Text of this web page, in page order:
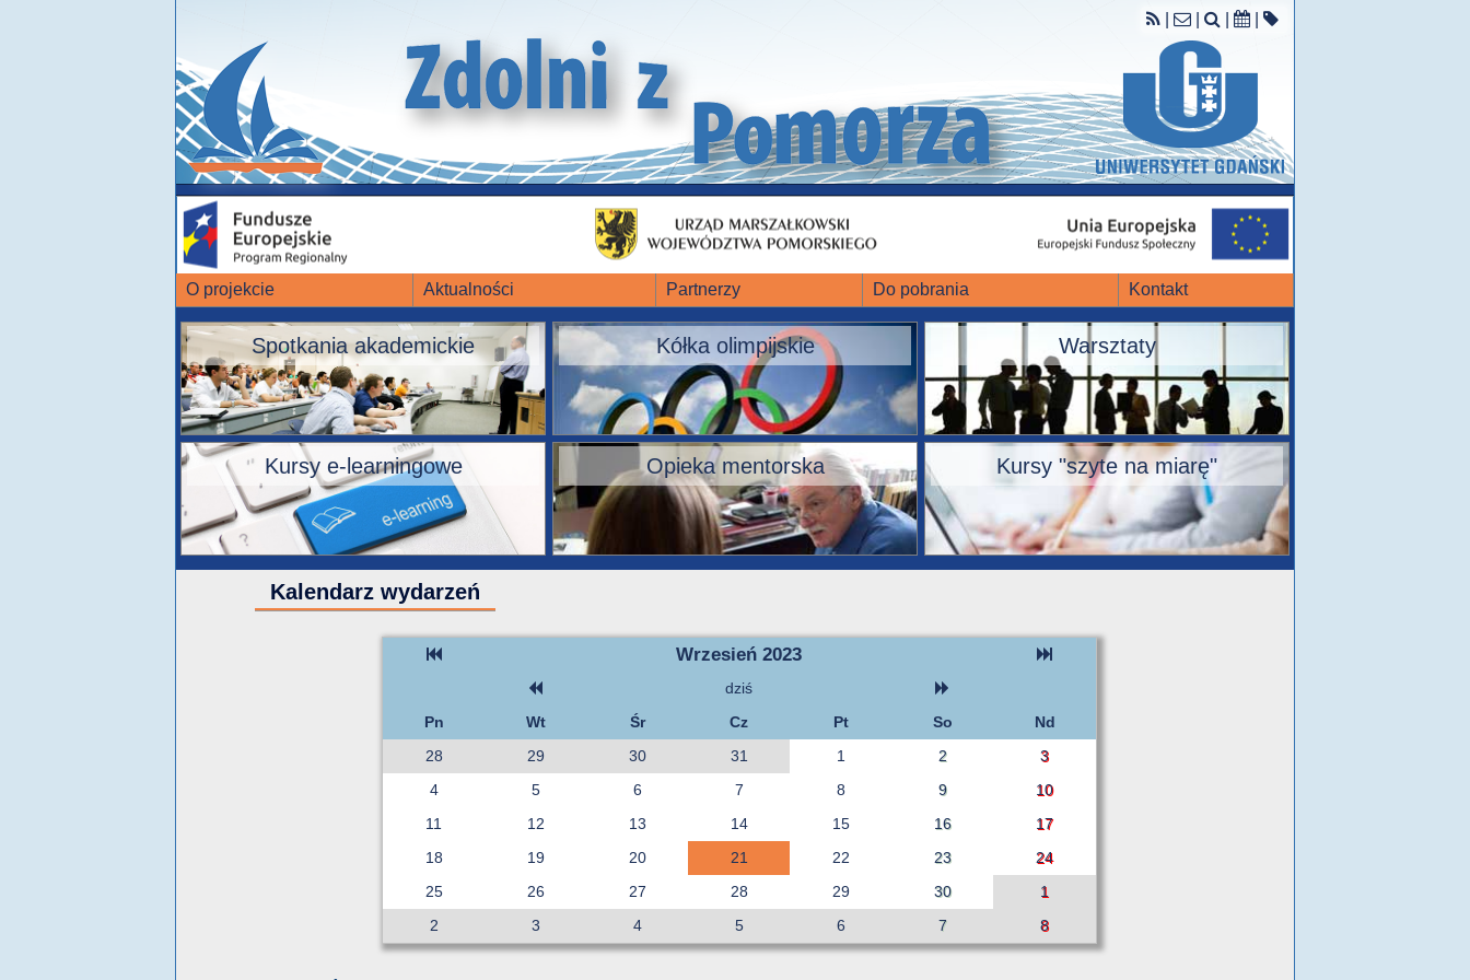
O projekcie Aktualności Partnerzy Do pobrania Kontakt
Spotkania akademickie Kółka olimpijskie Warsztaty
Kursy e-learningowe Opieka mentorska Kursy "szyte na miarę"
Kalendarz wydarzeń
Wrzesień 2023
dziś
Pn
Wt Śr Cz Pt So
Nd
28
29 30 31 1 2
3
4
5 6 7 8 9
10
11
12 13 14 15 16
17
18
19 20 21 22 23
24
25
26 27 28 29 30
1
2
3 4 5 6 7 8